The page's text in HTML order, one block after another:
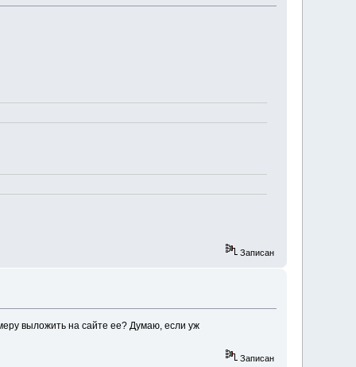
Записан
выложить на сайте ее? Думаю, если уж
Записан